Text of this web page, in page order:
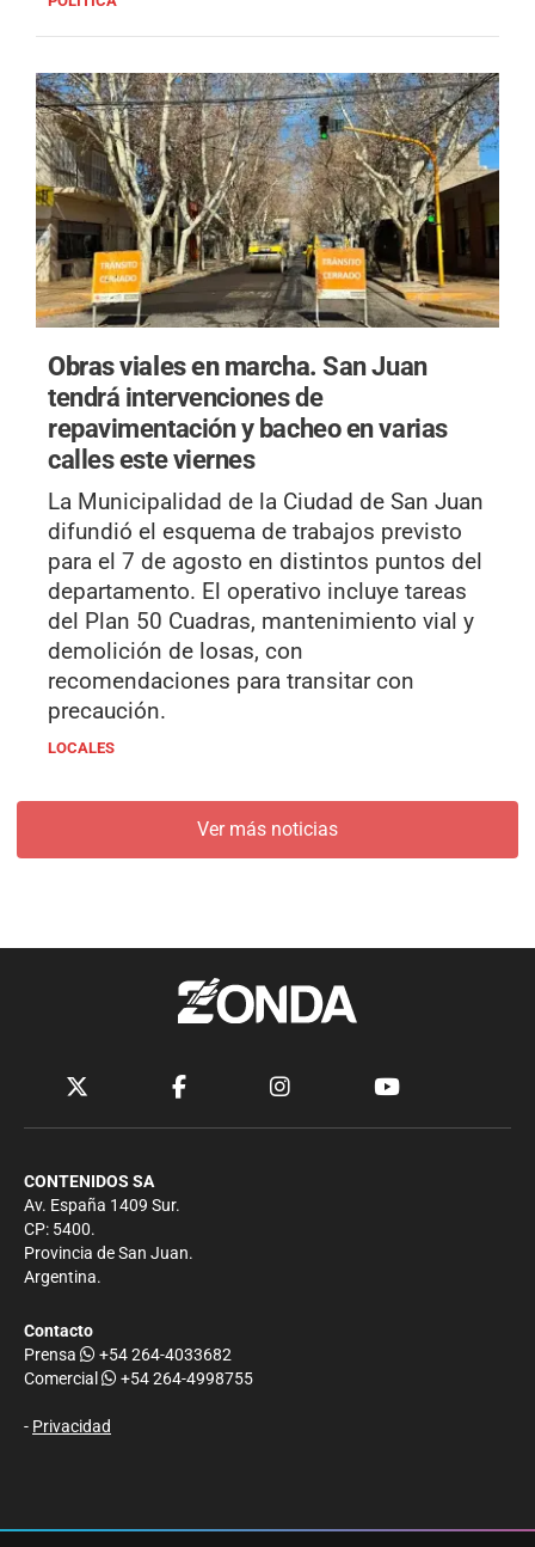
Obras viales en marcha.San Juan
tendrá intervenciones de
repavimentación y bacheo en varias
calles este viernes
La Municipalidad de la Ciudad de San Juan
difundió el esquema de trabajos previsto
para el 7 de agosto en distintos puntos del
departamento. El operativo incluye tareas
del Plan 50 Cuadras, mantenimiento vial y
demolición de losas, con
recomendaciones para transitar con
precaución.
LOCALES
Ver más noticias
CONTENIDOS SA
Av. España 1409 Sur.
CP: 5400.
Provincia de San Juan.
Argentina.
Contacto
Prensa
+54 264-4033682
Comercial
+54 264-4998755
- Privacidad